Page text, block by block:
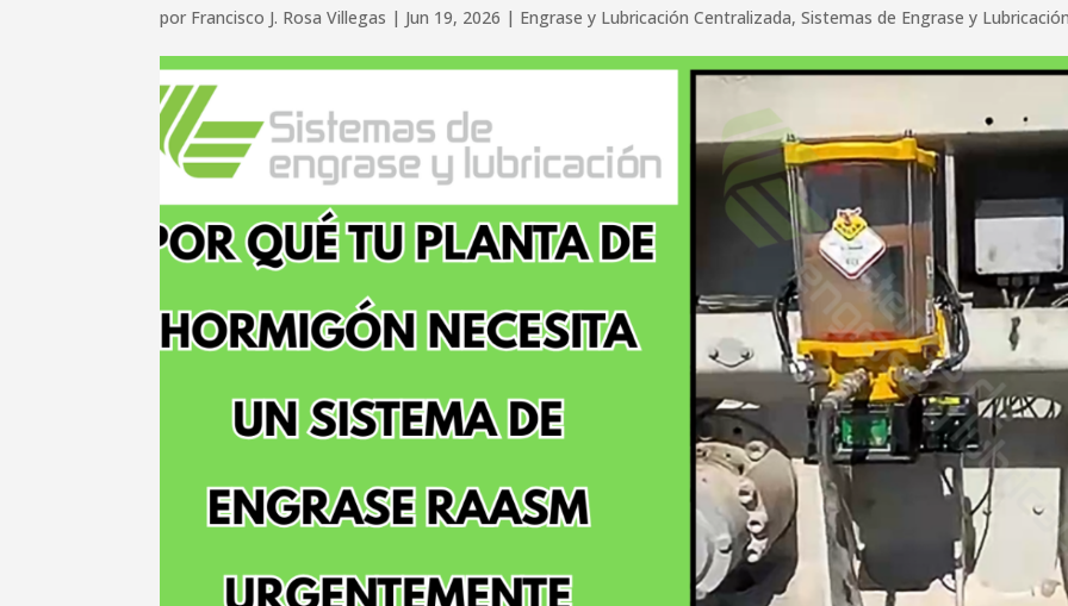
por Francisco J. Rosa Villegas | Jun 19, 2026 | Engrase y Lubricación Centralizada,Sistemas de Engrase y